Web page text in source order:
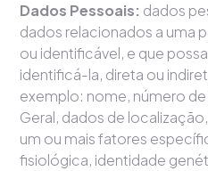
Dados Pessoais: dados
dados relacionados a uma
ou identificável, e que
identificá-la, direta ou
exemplo: nome, número
Geral, dados de
um ou mais fatores
fisiológica, identidade